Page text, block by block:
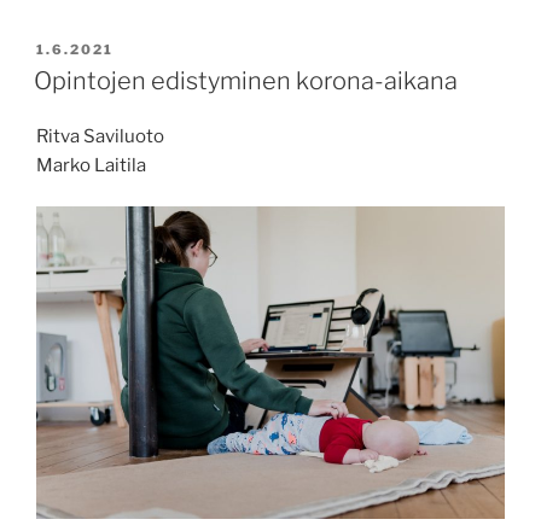
vai
JULKAISTU
1.6.2021
Opintojen edistyminen korona-aikana
Ritva Saviluoto
Marko Laitila